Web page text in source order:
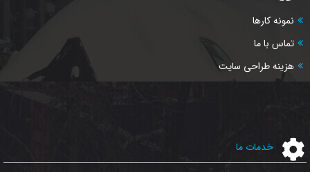
نمونه کارها
تماس با ما
هزینه طراحی سایت
خدمات ما